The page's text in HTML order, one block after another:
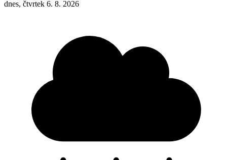
dnes, čtvrtek 6. 8. 2026